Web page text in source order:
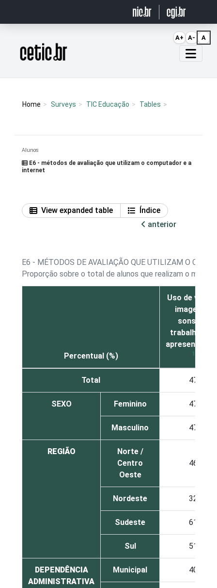
Página inicial
Home Surveys TIC Educação Tables
Alunos
E6 - métodos de avaliação que utilizam o computador e a
internet
View expanded table
Índice
anterior
E6 - MÉTODOS DE AVALIAÇÃO QUE UTILIZAM O
Proporção sobre o total de alunos que realizam o
Percentual (%)
Uso de
imagens e
sons em
trabalhos ou
1
Total 47
SEXO Feminino 47
Masculino 47
REGIÃO
Norte /
Centro
Oeste
46
Nordeste 32
Sudeste 61
Sul 51
DEPENDÊNCIA
ADMINISTRATIVA
Municipal 40
A+ A- A